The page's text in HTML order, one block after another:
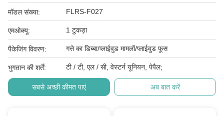
मॉडल संख्या: FLRS-F027
एमओक्यू: 1 टुकड़ा
पैकेजिंग विवरण: गत्ते का डिब्बा/प्लाईवुड मामलों/प्लाईवुड फूस
भुगतान की शर्तें: टी / टी, एल / सी, वेस्टर्न यूनियन, पेपैल;
सबसे अच्छी कीमत पाएं अब बात करें